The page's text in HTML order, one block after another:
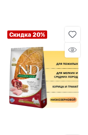
Скидка 20%